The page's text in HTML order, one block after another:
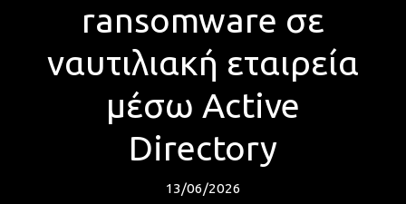
ransomware σε
ναυτιλιακή εταιρεία
μέσω Active
Directory
13/06/2026